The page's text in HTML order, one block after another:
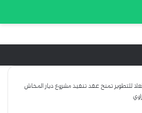
للتطوير تمنح عقد تنفيذ مشروع ديار المحاش